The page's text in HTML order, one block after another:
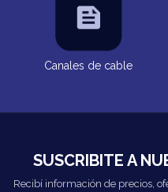
Canales de cable
SUSCRIBITE A
Recibí información de precios,